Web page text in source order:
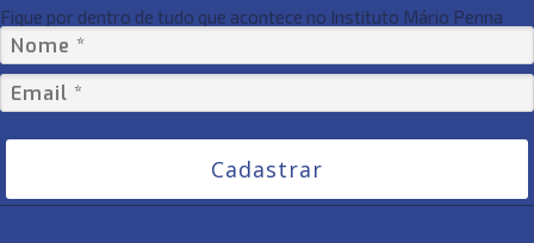
Fique por dentro de tudo que acontece no Instituto Mário Penna
Cadastrar